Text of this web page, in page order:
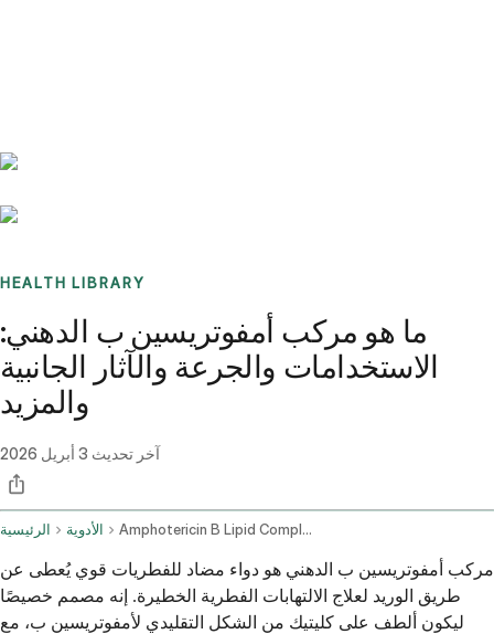
HEALTH LIBRARY
ما هو مركب أمفوتريسين ب الدهني:
الاستخدامات والجرعة والآثار الجانبية
والمزيد
آخر تحديث 3 أبريل 2026
الرئيسية الأدوية Amphotericin B Lipid Complex Intravenous Route Injection Route
مركب أمفوتريسين ب الدهني هو دواء مضاد للفطريات قوي يُعطى عن
طريق الوريد لعلاج الالتهابات الفطرية الخطيرة. إنه مصمم خصيصًا
ليكون ألطف على كليتيك من الشكل التقليدي لأمفوتريسين ب، مع